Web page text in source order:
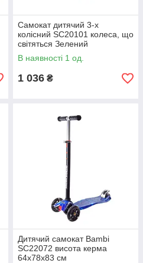
Самокат дитячий 3-х
колісний SC20101 колеса, що
світяться Зелений
В наявності 1 од.
1 036 ₴
Дитячий самокат Bambi
SC22072 висота керма
64x78x83 см